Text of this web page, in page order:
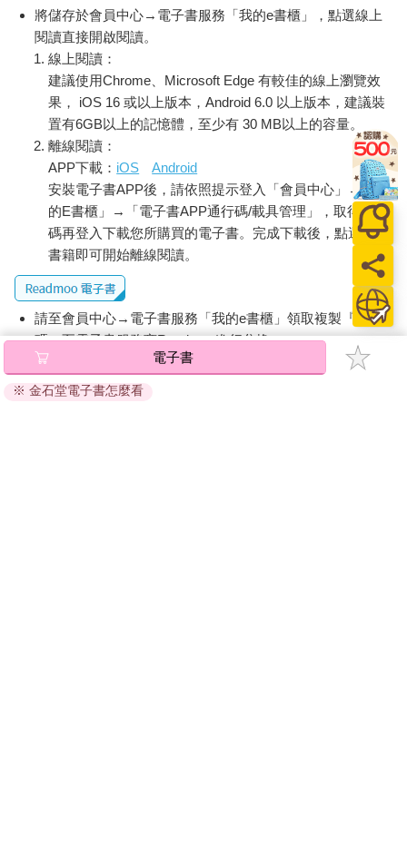
實驗過程中，研究人員設計了在一個T 字形走道，老鼠可以從走
道的底部出發，但在通往左右兩側的路口都放了柵欄，擋住了老
鼠前進的路。不過，老鼠仍然可以看到通往右側的路口有
食物，而左側的路口則沒有。接著研究人員讓老鼠休息了1 小時
後，再次回到T 字形走道，這一次柵欄已經被移除，牠可以自由
地選擇前往放有食物的右側或空蕩蕩的左側。
令人驚奇的是，研究人員發現，走到食物地點而出現反應的那些
位置細胞（place cell），其實在休息時就已經先反應了！換句話
說，即使在休息時，老鼠還沒有到達食物的地點，但牠的大腦已
經預先模擬了這個行動。而對於沒有食物的地方，雖然老鼠也曾
提前看過，但由於缺乏誘因，牠的大腦在休息時並沒有對此路徑
做出預測。
這項研究顯示，休息不僅僅是靜止和放空，實際上大腦還會自動
地規劃未來的正確行動路徑。因此在這裡要跟認真工作的你說，
千萬不要將工作排得滿滿的，要留出一些空白的時間，才能夠更
好地規劃並迎接未來的挑戰。也不要讓自己忙得不知道該往哪裡
前進，給自己一些好好休息的機會，也許會發現可以走得更長遠
的路。
【內文試閱三】
將儲存於會員中心→電子書服務「我的e書櫃」，點選線上
閱讀直接開啟閱讀。
線上閱讀：
建議使用Chrome、Microsoft Edge 有較佳的線上瀏覽效
果， iOS 16 或以上版本，Android 6.0 以上版本，建議裝
置有6GB以上的記憶體，至少有 30 MB以上的容量。
離線閱讀：
APP下載： iOS
Android
安裝電子書APP後，請依照提示登入「會員中心」→「我
的E書櫃」→「電子書APP通行碼/載具管理」，取得通行
碼再登入下載您所購買的電子書。完成下載後，點選任一
書籍即可開始離線閱讀。
請至會員中心→電子書服務「我的e書櫃」領取複製『兌換
碼』至電子書服務商Readmoo進行兌換。
退換貨須知：
因版權保護，您在金石堂所購買的電子書僅能以金石堂專屬
電子書
※ 金石堂電子書怎麼看